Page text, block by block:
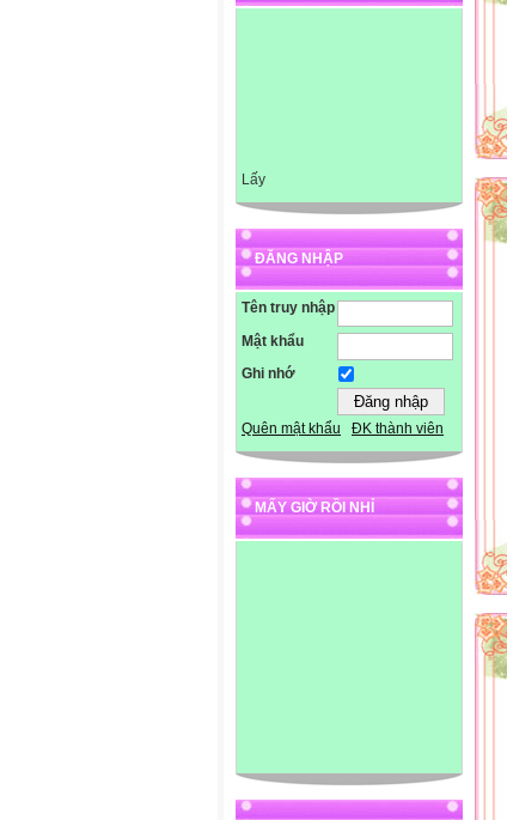
Lấy
ĐĂNG NHẬP
Tên truy nhập
Mật khẩu
Ghi nhớ
Quên mật khẩu ĐK thành viên
MẤY GIỜ RỒI NHỈ